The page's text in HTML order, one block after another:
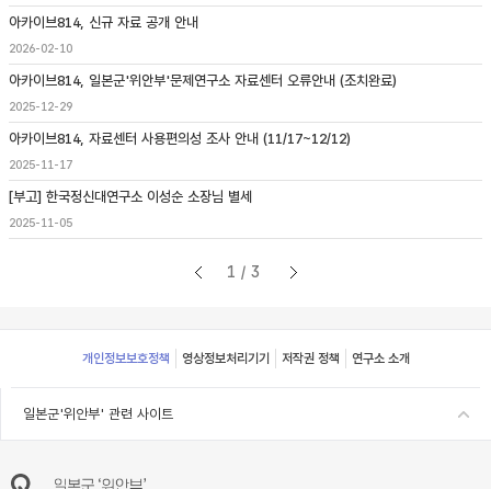
아카이브814, 신규 자료 공개 안내
2026-02-10
아카이브814, 일본군'위안부'문제연구소 자료센터 오류안내 (조치완료)
2025-12-29
아카이브814, 자료센터 사용편의성 조사 안내 (11/17~12/12)
2025-11-17
[부고] 한국정신대연구소 이성순 소장님 별세
2025-11-05
1/3
Footer
개인정보보호정책 영상정보처리기기 저작권 정책 연구소 소개
일본군'위안부' 관련 사이트